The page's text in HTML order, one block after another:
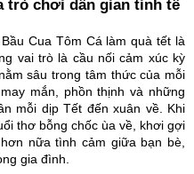
trò chơi dân gian tinh tế
Cua Tôm Cá làm quà tết là
vai trò là cầu nối cảm xúc kỳ
sâu trong tâm thức của mỗi
mắn, phồn thịnh và những
mỗi dịp Tết đến xuân về. Khi
thơ bỗng chốc ùa về, khơi gợi
nữa tình cảm giữa bạn bè,
gia đình.